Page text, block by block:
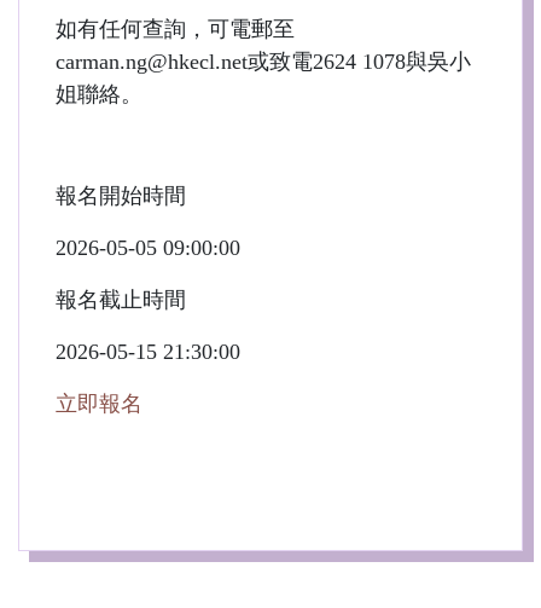
如有任何查詢，可電郵至
carman.ng@hkecl.net或致電2624 1078與吳小
姐聯絡。
報名開始時間
2026-05-05 09:00:00
報名截止時間
2026-05-15 21:30:00
立即報名